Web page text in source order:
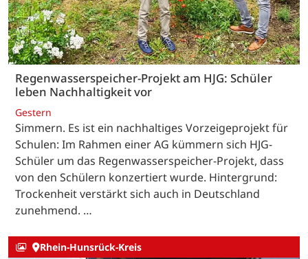
Regenwasserspeicher-Projekt am HJG: Schüler
leben Nachhaltigkeit vor
Gestern
Simmern. Es ist ein nachhaltiges Vorzeigeprojekt für
Schulen: Im Rahmen einer AG kümmern sich HJG-
Schüler um das Regenwasserspeicher-Projekt, dass
von den Schülern konzertiert wurde. Hintergrund:
Trockenheit verstärkt sich auch in Deutschland
zunehmend. …
Rhein-Hunsrück-Kreis